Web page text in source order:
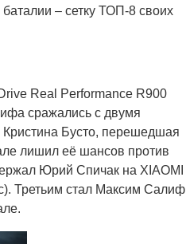
– сетку ТОП-8 своих
Real Performance R900
сражались с двумя
Бусто, перешедшая
лишил её шансов против
Юрий Спичак на XIAOMI
Третьим стал Максим Салиф